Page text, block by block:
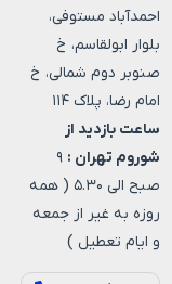
احمدآباد مستوفی،
بلوار ابولقاسم، خ
صنوبر دوم شمالی، خ
امام رضا، پلاک ۱۱۴
ساعت بازدید از
شوروم تهران : ۹
صبح الی ۵.۳۰ ( همه
روزه به غیر از جمعه
و ایام تعطیل )